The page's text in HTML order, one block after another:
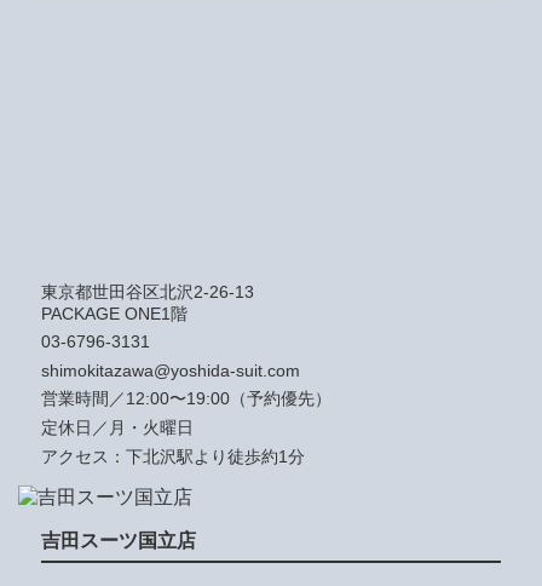
東京都世田谷区北沢2-26-13
PACKAGE ONE1階
03-6796-3131
shimokitazawa@yoshida-suit.com
営業時間／12:00〜19:00（予約優先）
定休日／月・火曜日
アクセス：下北沢駅より徒歩約1分
吉田スーツ国立店